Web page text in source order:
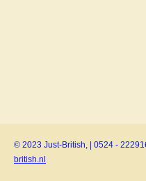
© 2023 Just-British, | 0524 -
british.nl